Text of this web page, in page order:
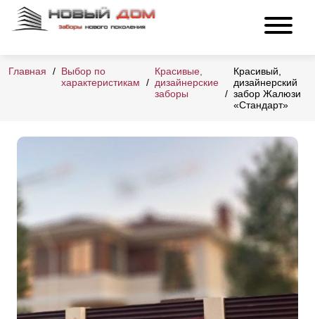
Главная
Выбор по
характеристикам
Красивые,
дизайнерские
заборы
Красивый,
дизайнерский
забор Жалюзи
«Стандарт»